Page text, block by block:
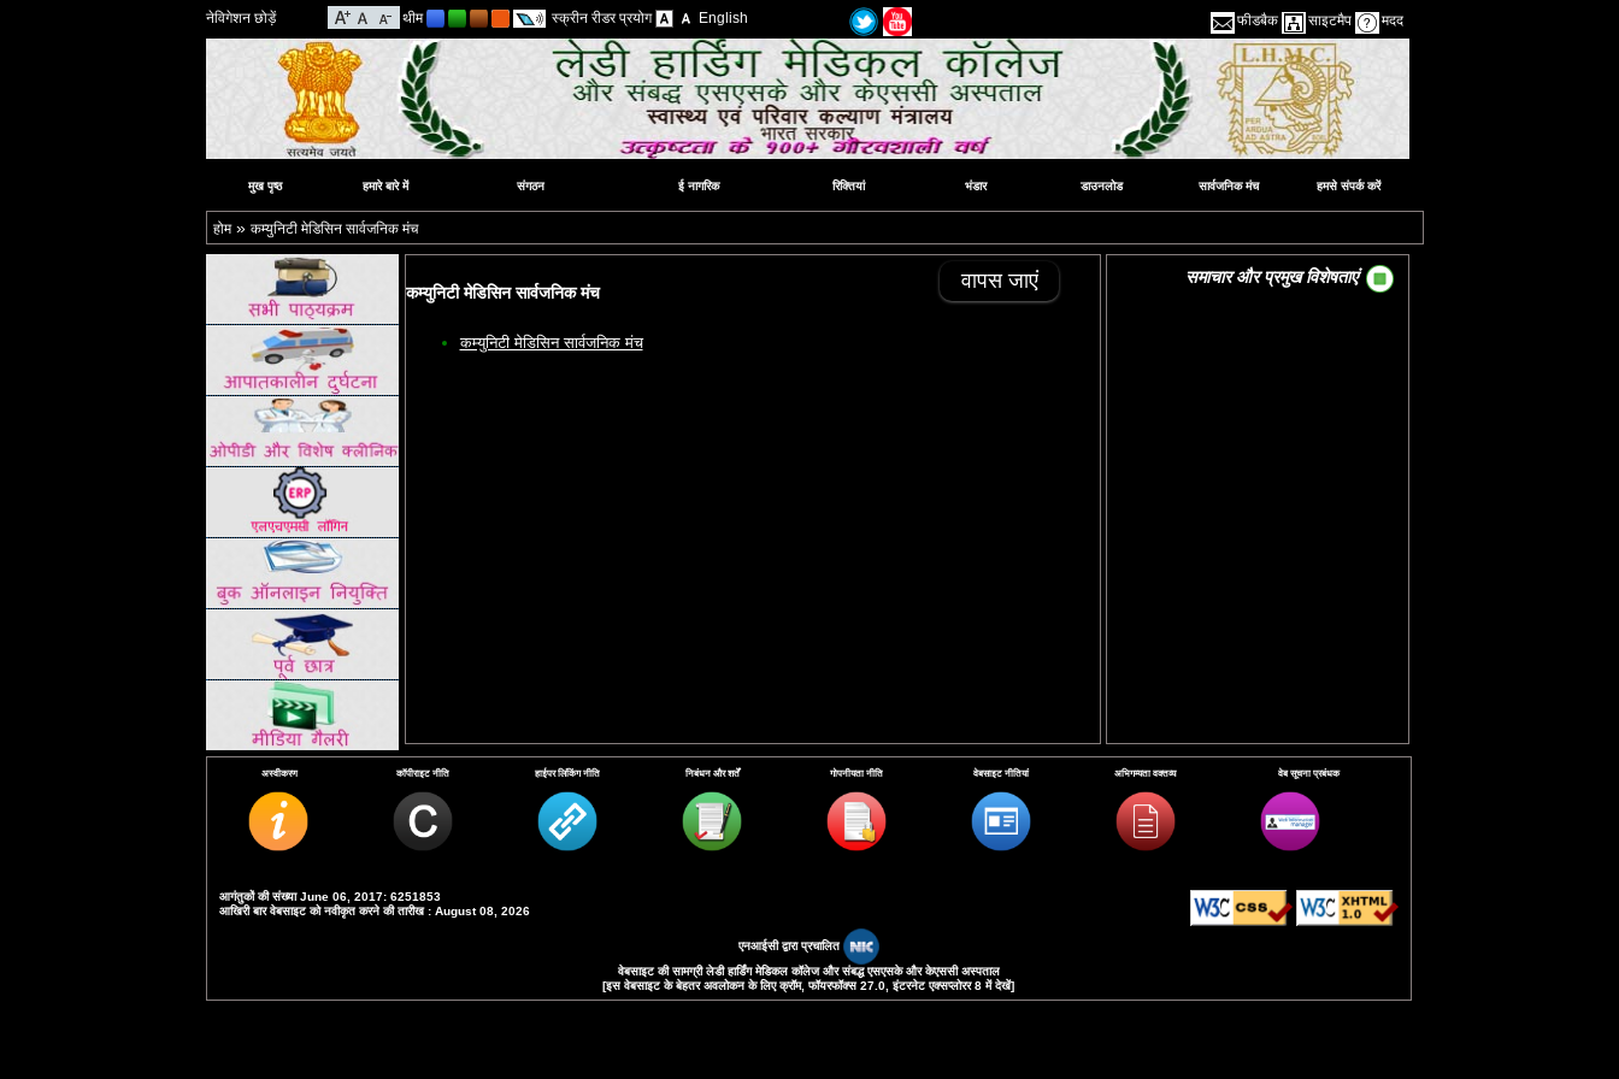
नेविगेशन छोड़ें थीम स्क्रीन रीडर प्रयोग English फीडबैक साइटमैप मदद
मुख पृष्ठ हमारे बारे में संगठन ई नागरिक रिक्तियां भंडार डाउनलोड सार्वजनिक मंच हमसे संपर्क करें
होम» कम्युनिटी मेडिसिन सार्वजनिक मंच
समाचार और प्रमुख विशेषताएं
कम्युनिटी मेडिसिन सार्वजनिक मंच
वापस जाएं
कम्युनिटी मेडिसिन सार्वजनिक मंच
अस्वीकरण कॉपीराइट नीति हाईपर लिंकिंग नीति निबंधन और शर्तें गोपनीयता नीति वेबसाइट नीतियां अभिगम्यता वक्तव्य वेब सूचना प्रबंधक
आगंतुकों की संख्या June 06, 2017: 6251853
आखिरी बार वेबसाइट को नवीकृत करने की तारीख : August 08, 2026
एनआईसी द्वारा प्रचालित
वेबसाइट की सामग्री लेडी हार्डिंग मेडिकल कॉलेज और संबद्ध एसएसके और केएससी अस्पताल
[इस वेबसाइट के बेहतर अवलोकन के लिए क्रॉम, फॉयरफॉक्‍स 27.0, इंटरनेट एक्‍सप्‍लोरर 8 में देखें]